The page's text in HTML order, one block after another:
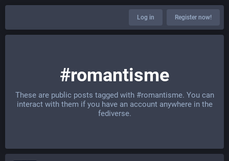
Log in Register now!
#romantisme
These are public posts tagged with #romantisme. You can
interact with them if you have an account anywhere in the
fediverse.